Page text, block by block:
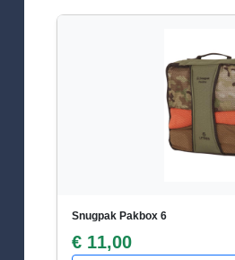
Snugpak Pakbox 6
€ 11,00